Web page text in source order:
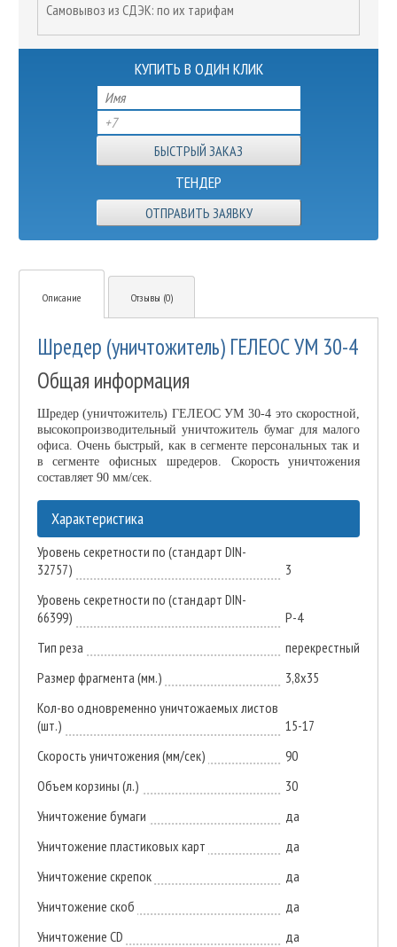
Самовывоз из СДЭК: по их тарифам
КУПИТЬ В ОДИН КЛИК
ТЕНДЕР
ОТПРАВИТЬ ЗАЯВКУ
Описание Отзывы (0)
Шредер (уничтожитель) ГЕЛЕОС УМ 30-4
Общая информация
Шредер (уничтожитель) ГЕЛЕОС УМ 30-4 это скоростной,
высокопроизводительный уничтожитель бумаг для малого
офиса. Очень быстрый, как в сегменте персональных так и
в сегменте офисных шредеров. Скорость уничтожения
составляет 90 мм/сек.
Характеристика
Уровень секретности по (стандарт DIN-
32757)
3
Уровень секретности по (стандарт DIN-
66399)
P-4
Тип реза
перекрестный
Размер фрагмента (мм.)
3,8x35
Кол-во одновременно уничтожаемых листов
(шт.)
15-17
Скорость уничтожения (мм/сек)
90
Объем корзины (л.)
30
Уничтожение бумаги
да
Уничтожение пластиковых карт
да
Уничтожение скрепок
да
Уничтожение скоб
да
Уничтожение CD
да